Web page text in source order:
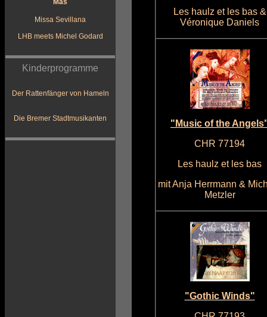
Les haulz et les bas &
Véronique Daniels
"Music of the
CHR 77194
Les haulz et les bas
mit Anja Herrmann &
Metzler
"Gothic Winds"
Mas
Missa Sevillana
LHB meets Michel Godard
Kinderprogramme
Der Rattenfänger von Hameln
Die Bremer Stadtmusikanten